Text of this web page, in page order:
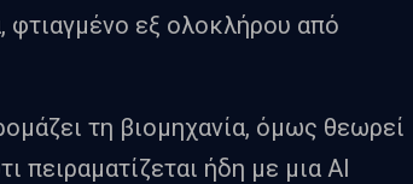
φτιαγμένο εξ ολοκλήρου από
τη βιομηχανία, όμως θεωρεί
πειραματίζεται ήδη με μια AI